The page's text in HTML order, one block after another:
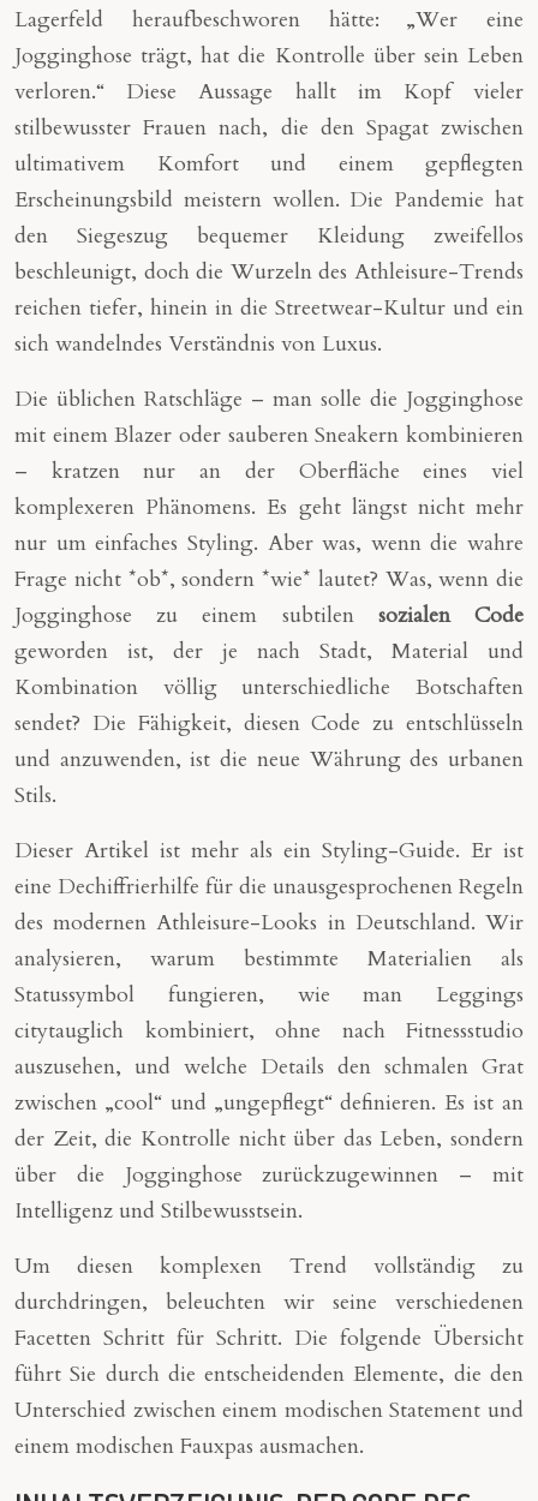
Lagerfeld heraufbeschworen hätte: „Wer eine
Jogginghose trägt, hat die Kontrolle über sein Leben
verloren.“ Diese Aussage hallt im Kopf vieler
stilbewusster Frauen nach, die den Spagat zwischen
ultimativem Komfort und einem gepflegten
Erscheinungsbild meistern wollen. Die Pandemie hat
den Siegeszug bequemer Kleidung zweifellos
beschleunigt, doch die Wurzeln des Athleisure-Trends
reichen tiefer, hinein in die Streetwear-Kultur und ein
sich wandelndes Verständnis von Luxus.
Die üblichen Ratschläge – man solle die Jogginghose
mit einem Blazer oder sauberen Sneakern kombinieren
– kratzen nur an der Oberfläche eines viel
komplexeren Phänomens. Es geht längst nicht mehr
nur um einfaches Styling. Aber was, wenn die wahre
Frage nicht *ob*, sondern *wie* lautet? Was, wenn die
Jogginghose zu einem subtilen sozialen Code
geworden ist, der je nach Stadt, Material und
Kombination völlig unterschiedliche Botschaften
sendet? Die Fähigkeit, diesen Code zu entschlüsseln
und anzuwenden, ist die neue Währung des urbanen
Stils.
Dieser Artikel ist mehr als ein Styling-Guide. Er ist
eine Dechiffrierhilfe für die unausgesprochenen Regeln
des modernen Athleisure-Looks in Deutschland. Wir
analysieren, warum bestimmte Materialien als
Statussymbol fungieren, wie man Leggings
citytauglich kombiniert, ohne nach Fitnessstudio
auszusehen, und welche Details den schmalen Grat
zwischen „cool“ und „ungepflegt“ definieren. Es ist an
der Zeit, die Kontrolle nicht über das Leben, sondern
über die Jogginghose zurückzugewinnen – mit
Intelligenz und Stilbewusstsein.
Um diesen komplexen Trend vollständig zu
durchdringen, beleuchten wir seine verschiedenen
Facetten Schritt für Schritt. Die folgende Übersicht
führt Sie durch die entscheidenden Elemente, die den
Unterschied zwischen einem modischen Statement und
einem modischen Fauxpas ausmachen.